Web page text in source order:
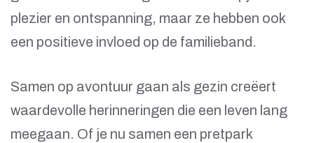
plezier en ontspanning, maar ze hebben ook
een positieve invloed op de familieband.
Samen op avontuur gaan als gezin creëert
waardevolle herinneringen die een leven lang
meegaan. Of je nu samen een pretpark